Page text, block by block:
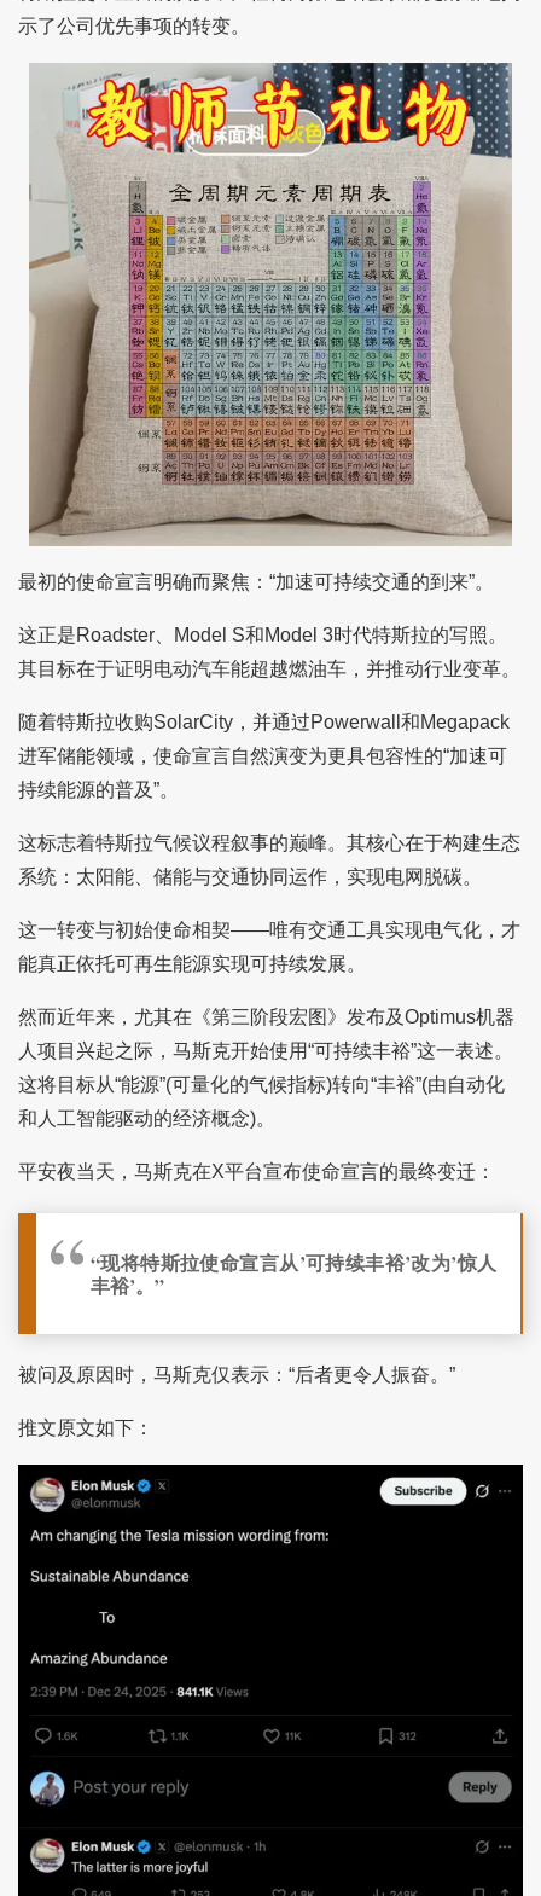
示了公司优先事项的转变。
最初的使命宣言明确而聚焦：“加速可持续交通的到来”。
这正是Roadster、Model S和Model 3时代特斯拉的写照。
其目标在于证明电动汽车能超越燃油车，并推动行业变革。
随着特斯拉收购SolarCity，并通过Powerwall和Megapack
进军储能领域，使命宣言自然演变为更具包容性的“加速可
持续能源的普及”。
这标志着特斯拉气候议程叙事的巅峰。其核心在于构建生态
系统：太阳能、储能与交通协同运作，实现电网脱碳。
这一转变与初始使命相契——唯有交通工具实现电气化，才
能真正依托可再生能源实现可持续发展。
然而近年来，尤其在《第三阶段宏图》发布及Optimus机器
人项目兴起之际，马斯克开始使用“可持续丰裕”这一表述。
这将目标从“能源”(可量化的气候指标)转向“丰裕”(由自动化
和人工智能驱动的经济概念)。
平安夜当天，马斯克在X平台宣布使命宣言的最终变迁：
“现将特斯拉使命宣言从’可持续丰裕’改为’惊人
丰裕’。”
被问及原因时，马斯克仅表示：“后者更令人振奋。”
推文原文如下：